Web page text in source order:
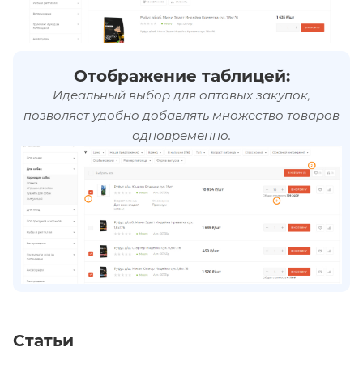
Отображение таблицей:
Идеальный выбор для оптовых закупок,
позволяет удобно добавлять множество товаров
одновременно.
Статьи